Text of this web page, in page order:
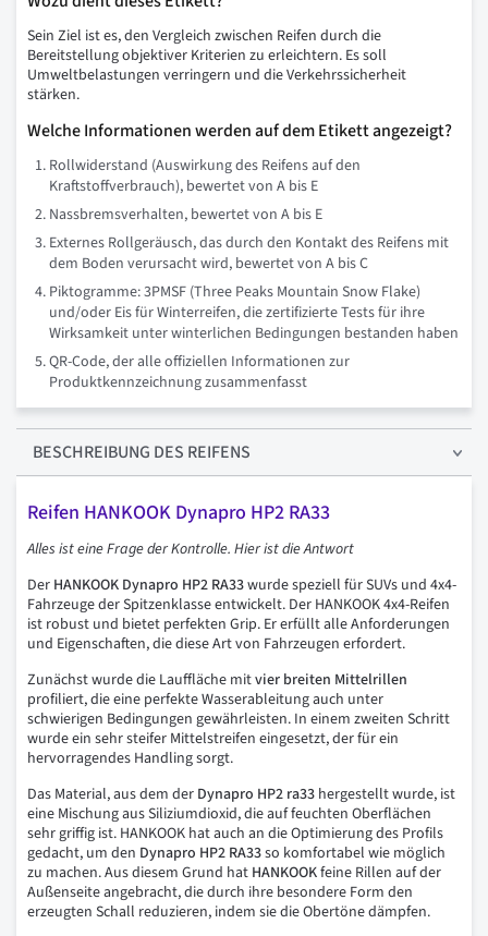
Sein Ziel ist es, den Vergleich zwischen Reifen durch die
Bereitstellung objektiver Kriterien zu erleichtern. Es soll
Umweltbelastungen verringern und die Verkehrssicherheit
stärken.
Welche Informationen werden auf dem Etikett angezeigt?
Rollwiderstand (Auswirkung des Reifens auf den
Kraftstoffverbrauch), bewertet von A bis E
Nassbremsverhalten, bewertet von A bis E
Externes Rollgeräusch, das durch den Kontakt des Reifens mit
dem Boden verursacht wird, bewertet von A bis C
Piktogramme: 3PMSF (Three Peaks Mountain Snow Flake)
und/oder Eis für Winterreifen, die zertifizierte Tests für ihre
Wirksamkeit unter winterlichen Bedingungen bestanden haben
QR-Code, der alle offiziellen Informationen zur
Produktkennzeichnung zusammenfasst
BESCHREIBUNG DES REIFENS
Reifen HANKOOK Dynapro HP2 RA33
Alles ist eine Frage der Kontrolle. Hier ist die Antwort
Der HANKOOK Dynapro HP2 RA33wurde speziell für SUVs und 4x4-
Fahrzeuge der Spitzenklasse entwickelt. Der HANKOOK 4x4-Reifen
ist robust und bietet perfekten Grip. Er erfüllt alle Anforderungen
und Eigenschaften, die diese Art von Fahrzeugen erfordert.
Zunächst wurde die Lauffläche mitvier breiten Mittelrillen
profiliert, die eine perfekte Wasserableitung auch unter
schwierigen Bedingungen gewährleisten. In einem zweiten Schritt
wurde ein sehr steifer Mittelstreifen eingesetzt, der für ein
hervorragendes Handling sorgt.
Das Material, aus dem der Dynapro HP2 ra33 hergestellt wurde, ist
eine Mischung aus Siliziumdioxid, die auf feuchten Oberflächen
sehr griffig ist. HANKOOK hat auch an die Optimierung des Profils
gedacht, um den Dynapro HP2 RA33so komfortabel wie möglich
zu machen. Aus diesem Grund hat HANKOOKfeine Rillen auf der
Außenseite angebracht, die durch ihre besondere Form den
erzeugten Schall reduzieren, indem sie die Obertöne dämpfen.